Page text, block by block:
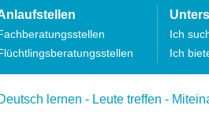
Ich
Ich
lernen - Leute treffen -